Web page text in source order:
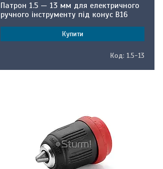
Патрон 1.5 — 13 мм для електричного
ручного інструменту під конус B16
Купити
1.5-13